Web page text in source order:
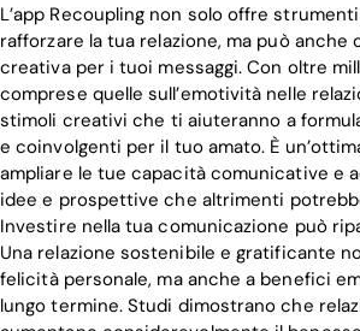
L’app Recoupling non solo offre
rafforzare la tua relazione, ma può
creativa per i tuoi messaggi. Con oltre
comprese quelle sull’emotività nelle
stimoli creativi che ti aiuteranno a
e coinvolgenti per il tuo amato. È
ampliare le tue capacità comunicative e
idee e prospettive che altrimenti
Investire nella tua comunicazione può
Una relazione sostenibile e gratificante
felicità personale, ma anche a benefici
lungo termine. Studi dimostrano che